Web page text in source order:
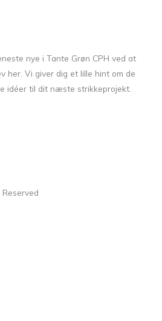
nye i Tante Grøn CPH ved at
her. Vi giver dig et lille hint om de
idéer til dit næste strikkeprojekt.